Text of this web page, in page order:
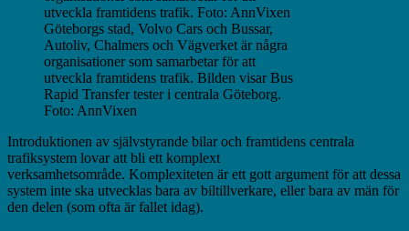
Göteborgs stad, Volvo Cars och Bussar,
Autoliv, Chalmers och Vägverket är några
organisationer som samarbetar för att
utveckla framtidens trafik. Bilden visar Bus
Rapid Transfer tester i centrala Göteborg.
Foto: AnnVixen
Introduktionen av självstyrande bilar och framtidens centrala
trafiksystem lovar att bli ett komplext
verksamhetsområde. Komplexiteten är ett gott argument för att dessa
system inte ska utvecklas bara av biltillverkare, eller bara av män för
den delen (som ofta är fallet idag).